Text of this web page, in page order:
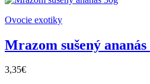
Ovocie exotiky
Mrazom sušený ananás
3,35€